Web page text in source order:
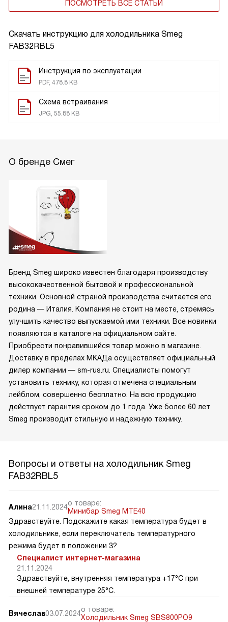
Скачать инструкцию для холодильника Smeg
FAB32RBL5
Инструкция по эксплуатации
PDF, 478.8 KB
Схема встраивания
JPG, 55.88 KB
ПОСМОТРЕТЬ ВСЕ СТАТЬИ
О бренде Смег
Бренд Smeg широко известен благодаря производству
высококачественной бытовой и профессиональной
техники. Основной страной производства считается его
родина — Италия. Компания не стоит на месте, стремясь
улучшить качество выпускаемой ими техники. Все новинки
появляются в каталоге на официальном сайте.
Приобрести понравившийся товар можно в магазине.
Доставку в пределах МКАДа осуществляет официальный
дилер компании — sm-rus.ru. Специалисты помогут
установить технику, которая отмечена специальным
лейблом, совершенно бесплатно. На всю продукцию
действует гарантия сроком до 1 года. Уже более 60 лет
Smeg производит стильную и надежную технику.
Вопросы и ответы на холодильник Smeg
FAB32RBL5
Алина21.11.2024о товаре:
Минибар Smeg MTE40
Здравствуйте. Подскажите какая температура будет в
холодильнике, если переключатель температурного
режима будет в положении 3?
Специалист интернет-магазина
21.11.2024
Здравствуйте, внутренняя температура +17°C при
внешней температуре 25°C.
Вячеслав03.07.2024о товаре:
Холодильник Smeg SBS800PO9